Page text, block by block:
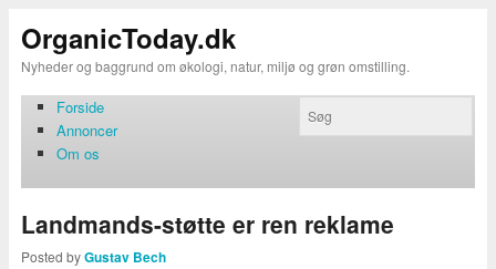
OrganicToday.dk
Nyheder og baggrund om økologi, natur, miljø og grøn omstilling.
Forside
Annoncer
Om os
Landmands-støtte er ren reklame
Posted byGustav Bech